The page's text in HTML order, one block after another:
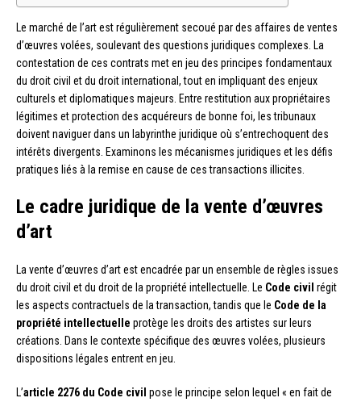
Le marché de l’art est régulièrement secoué par des affaires de ventes
d’œuvres volées, soulevant des questions juridiques complexes. La
contestation de ces contrats met en jeu des principes fondamentaux
du droit civil et du droit international, tout en impliquant des enjeux
culturels et diplomatiques majeurs. Entre restitution aux propriétaires
légitimes et protection des acquéreurs de bonne foi, les tribunaux
doivent naviguer dans un labyrinthe juridique où s’entrechoquent des
intérêts divergents. Examinons les mécanismes juridiques et les défis
pratiques liés à la remise en cause de ces transactions illicites.
Le cadre juridique de la vente d’œuvres
d’art
La vente d’œuvres d’art est encadrée par un ensemble de règles issues
du droit civil et du droit de la propriété intellectuelle. Le Code civil régit
les aspects contractuels de la transaction, tandis que le Code de la
propriété intellectuelle protège les droits des artistes sur leurs
créations. Dans le contexte spécifique des œuvres volées, plusieurs
dispositions légales entrent en jeu.
L’article 2276 du Code civil pose le principe selon lequel « en fait de